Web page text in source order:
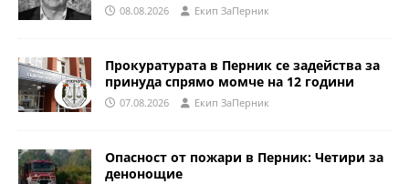
08.08.2026 Eкип ЗаПерник
Прокуратурата в Перник се задейства за
принуда спрямо момче на 12 години
07.08.2026 Eкип ЗаПерник
Опасност от пожари в Перник: Четири за
денонощие